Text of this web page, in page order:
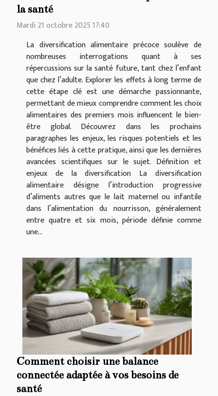
la santé
Mardi 21 octobre 2025 17:40
La diversification alimentaire précoce soulève de
nombreuses interrogations quant à ses
répercussions sur la santé future, tant chez l’enfant
que chez l’adulte. Explorer les effets à long terme de
cette étape clé est une démarche passionnante,
permettant de mieux comprendre comment les choix
alimentaires des premiers mois influencent le bien-
être global. Découvrez dans les prochains
paragraphes les enjeux, les risques potentiels et les
bénéfices liés à cette pratique, ainsi que les dernières
avancées scientifiques sur le sujet. Définition et
enjeux de la diversification La diversification
alimentaire désigne l’introduction progressive
d’aliments autres que le lait maternel ou infantile
dans l’alimentation du nourrisson, généralement
entre quatre et six mois, période définie comme
une...
Comment choisir une balance
connectée adaptée à vos besoins de
santé